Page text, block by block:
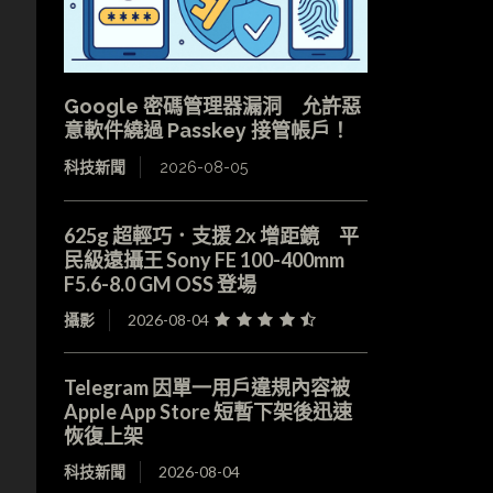
Google 密碼管理器漏洞 允許惡
意軟件繞過 Passkey 接管帳戶！
科技新聞 2026-08-05
625g 超輕巧．支援 2x 增距鏡 平
民級遠攝王 Sony FE 100-400mm
F5.6-8.0 GM OSS 登場
攝影 2026-08-04
Telegram 因單一用戶違規內容被
Apple App Store 短暫下架後迅速
恢復上架
科技新聞 2026-08-04